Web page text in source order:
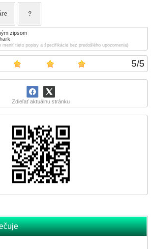
5/5
Zdieľať aktuálnu stránku
?
zipsom
meniť tieto popisy a špecifikácie bez predošlého upozornenia)